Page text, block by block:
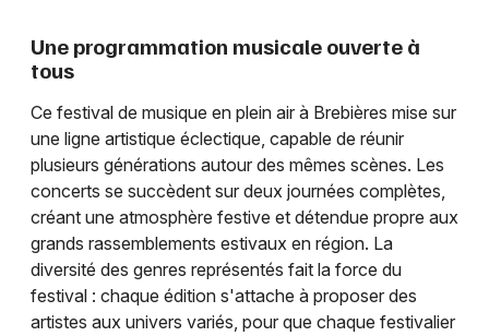
Une programmation musicale ouverte à
tous
Ce festival de musique en plein air à Brebières mise sur
une ligne artistique éclectique, capable de réunir
plusieurs générations autour des mêmes scènes. Les
concerts se succèdent sur deux journées complètes,
créant une atmosphère festive et détendue propre aux
grands rassemblements estivaux en région. La
diversité des genres représentés fait la force du
festival : chaque édition s'attache à proposer des
artistes aux univers variés, pour que chaque festivalier